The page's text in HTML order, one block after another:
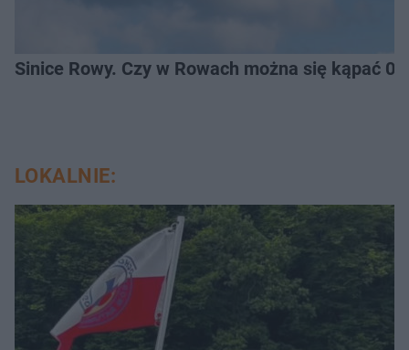
Sinice Rowy. Czy w Rowach można się kąpać
LOKALNIE: